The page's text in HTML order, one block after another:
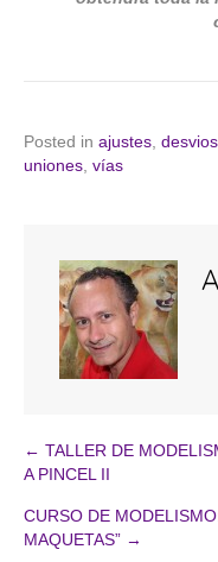
Posted in ajustes, desvios
uniones, vías
Navegación
de
← TALLER DE
A PINCEL II
CURSO DE
MAQUETAS” →